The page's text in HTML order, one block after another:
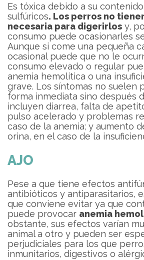
Es tóxica debido a su
sulfúricos. Los perros no
necesaria para digerirlos y,
consumo puede ocasionarles
Aunque si come una pequeña
ocasional puede que no le
consumo elevado o regular
anemia hemolítica o una
grave. Los síntomas no suelen
forma inmediata sino después
incluyen diarrea, falta de
pulso acelerado y problemas
caso de la anemia; y aumento
orina, en el caso de la
AJO
Pese a que tiene efectos
antibióticos y antiparasitarios,
que conviene evitar ya que
puede provocar anemia
obstante, sus efectos varían
animal a otro y pueden ser
perjudiciales para los que
inmunitarios, digestivos o